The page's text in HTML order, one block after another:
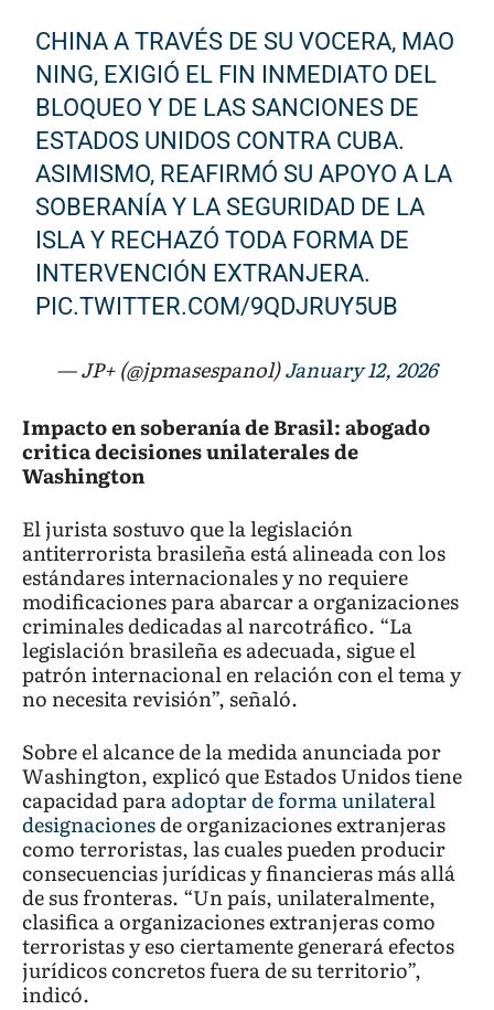
CHINA A TRAVÉS DE SU VOCERA, MAO
NING, EXIGIÓ EL FIN INMEDIATO DEL
BLOQUEO Y DE LAS SANCIONES DE
ESTADOS UNIDOS CONTRA CUBA.
ASIMISMO, REAFIRMÓ SU APOYO A LA
SOBERANÍA Y LA SEGURIDAD DE LA
ISLA Y RECHAZÓ TODA FORMA DE
INTERVENCIÓN EXTRANJERA.
PIC.TWITTER.COM/9QDJRUY5UB
— JP+ (@jpmasespanol)January 12, 2026
Impacto en soberanía de Brasil: abogado
critica decisiones unilaterales de
Washington
El jurista sostuvo que la legislación
antiterrorista brasileña está alineada con los
estándares internacionales y no requiere
modificaciones para abarcar a organizaciones
criminales dedicadas al narcotráfico. “La
legislación brasileña es adecuada, sigue el
patrón internacional en relación con el tema y
no necesita revisión”, señaló.
Sobre el alcance de la medida anunciada por
Washington, explicó que Estados Unidos tiene
capacidad paraadoptar de forma unilateral
designacionesde organizaciones extranjeras
como terroristas, las cuales pueden producir
consecuencias jurídicas y financieras más allá
de sus fronteras. “Un país, unilateralmente,
clasifica a organizaciones extranjeras como
terroristas y eso ciertamente generará efectos
jurídicos concretos fuera de su territorio”,
indicó.